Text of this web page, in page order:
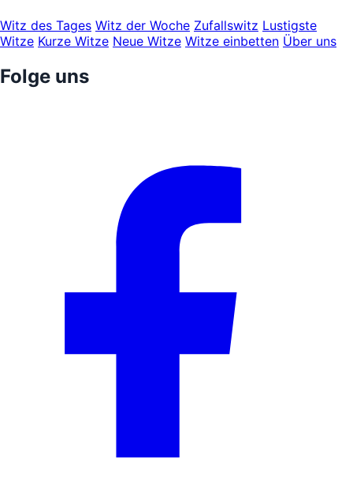
Witz des Tages Witz der Woche Zufallswitz Lustigste
Witze Kurze Witze Neue Witze Witze einbetten Über uns
Folge uns